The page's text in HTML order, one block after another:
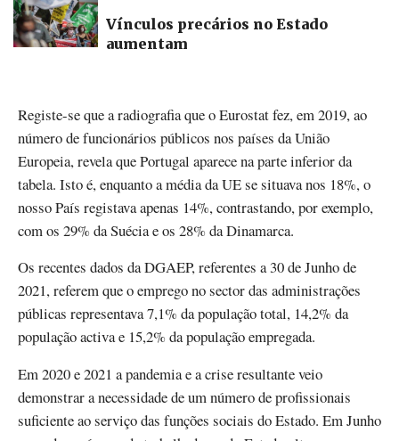
Vínculos precários no Estado
aumentam
Registe-se que a radiografia que o Eurostat fez, em 2019, ao
número de funcionários públicos nos países da União
Europeia, revela que Portugal aparece na parte inferior da
tabela. Isto é, enquanto a média da UE se situava nos 18%, o
nosso País registava apenas 14%, contrastando, por exemplo,
com os 29% da Suécia e os 28% da Dinamarca.
Os recentes dados da DGAEP, referentes a 30 de Junho de
2021, referem que o emprego no sector das administrações
públicas representava 7,1% da população total, 14,2% da
população activa e 15,2% da população empregada.
Em 2020 e 2021 a pandemia e a crise resultante veio
demonstrar a necessidade de um número de profissionais
suficiente ao serviço das funções sociais do Estado. Em Junho